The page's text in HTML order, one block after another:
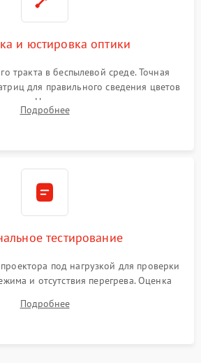
и юстировка оптики
тракта в беспылевой среде. Точная
для правильного сведения цветов
Надежное подключение всех
датчиков и закрытие корпуса
Подробнее
тестирование
под нагрузкой для проверки
и отсутствия перегрева. Оценка
и цветопередачи на тестовых
работы всех видеовходов и кнопок
Подробнее